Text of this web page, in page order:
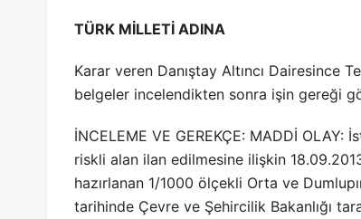
TÜRK MİLLETİ ADINA
Karar veren Danıştay Altıncı Dairesince
belgeler incelendikten sonra işin gereği
İNCELEME VE GEREKÇE: MADDİ
riskli alan ilan edilmesine ilişkin
hazırlanan 1/1000 ölçekli Orta ve
tarihinde Çevre ve Şehircilik Bakanlığı